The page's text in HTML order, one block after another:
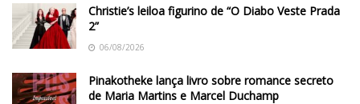
Christie’s leiloa figurino de “O Diabo Veste Prada
2”
06/08/2026
Pinakotheke lança livro sobre romance secreto
de Maria Martins e Marcel Duchamp